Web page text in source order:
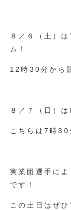
８／６（土）
ム！
12時30分から
８／７（日）
こちらは7時30
実業団選手に
です！
この土日はぜ